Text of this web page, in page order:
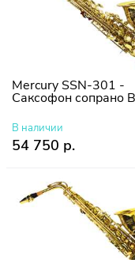
Mercury SSN-301 -
Саксофон сопрано
В наличии
54 750 р.